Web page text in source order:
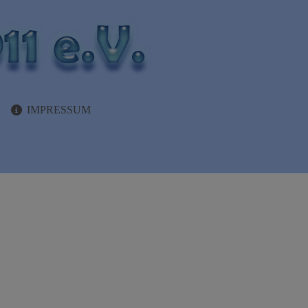
IMPRESSUM